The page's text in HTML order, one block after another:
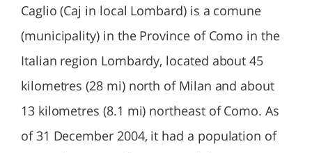
Caglio (Caj in local Lombard) is a comune
(municipality) in the Province of Como in the
Italian region Lombardy, located about 45
kilometres (28 mi) north of Milan and about
13 kilometres (8.1 mi) northeast of Como. As
of 31 December 2004, it had a population of